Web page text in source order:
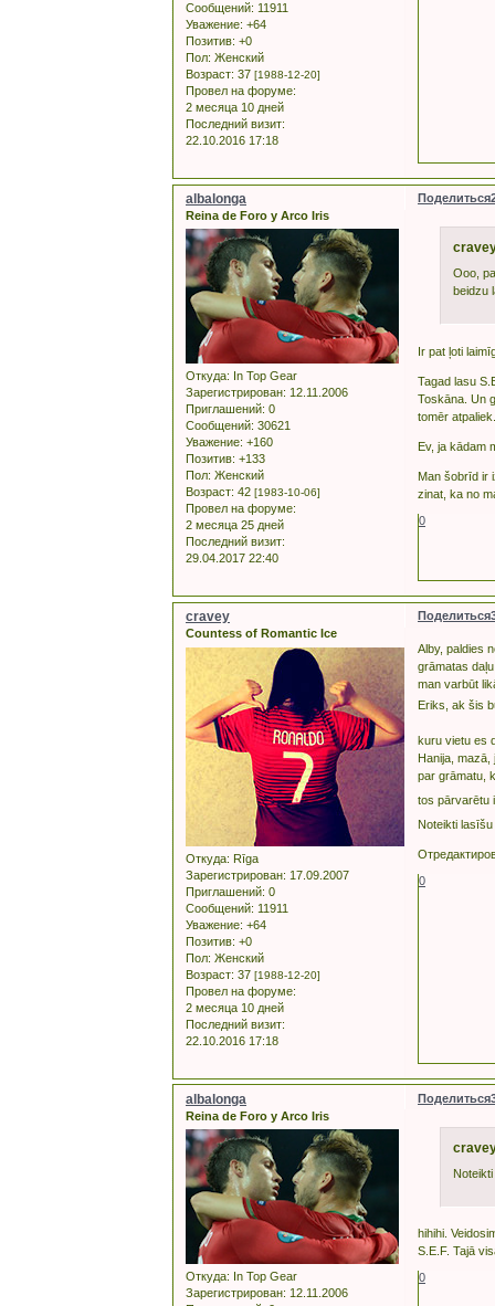
Сообщений: 11911
Уважение: +64
Позитив: +0
Пол: Женский
Возраст: 37 [1988-12-20]
Провел на форуме:
2 месяца 10 дней
Последний визит:
22.10.2016 17:18
Поделиться
albalonga
Reina de Foro y Arco Iris
Откуда: In Top Gear
Зарегистрирован: 12.11.2006
Приглашений: 0
Сообщений: 30621
Уважение: +160
Позитив: +133
Пол: Женский
Возраст: 42 [1983-10-06]
Провел на форуме:
2 месяца 25 дней
Последний визит:
29.04.2017 22:40
Ooo,
beidzu
Ir pat ļoti
Tagad lasu
Toskāna. Un
tomēr
Ev, ja kādam
Man šobrīd ir
zinat, ka no
0
Поделиться
cravey
Countess of Romantic Ice
Откуда: Rīga
Зарегистрирован: 17.09.2007
Приглашений: 0
Сообщений: 11911
Уважение: +64
Позитив: +0
Пол: Женский
Возраст: 37 [1988-12-20]
Провел на форуме:
2 месяца 10 дней
Последний визит:
22.10.2016 17:18
Alby, paldies
grāmatas
man varbūt
Eriks, ak šis
kuru vietu es
Hanija, mazā,
par grāmatu,
tos pārvarētu
Noteikti
0
Поделиться
albalonga
Reina de Foro y Arco Iris
Откуда: In Top Gear
Зарегистрирован: 12.11.2006
hihihi.
S.E.F. Tajā
0